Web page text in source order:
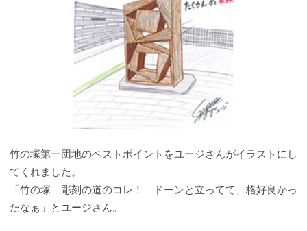
竹の塚第一団地のベストポイントをユージさんがイラストにし
てくれました。
「竹の塚 彫刻の道のコレ！ ドーンと立ってて、格好良かっ
たなぁ」とユージさん。